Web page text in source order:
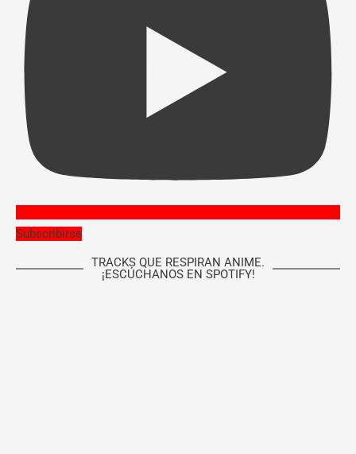
Subscribirse
TRACKS QUE RESPIRAN ANIME.
¡ESCÚCHANOS EN SPOTIFY!